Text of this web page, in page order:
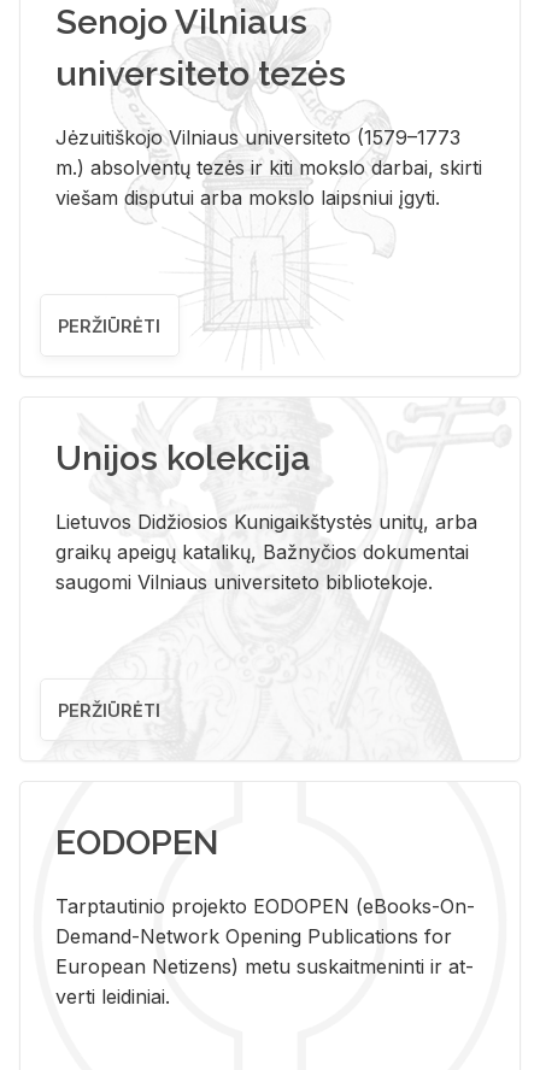
Senojo Vilniaus
universiteto tezės
Jėzuitiškojo Vilniaus universiteto (1579–1773
m.) absolventų tezės ir kiti mokslo darbai, skirti
viešam disputui arba mokslo laipsniui įgyti.
PERŽIŪRĖTI
Unijos kolekcija
Lietuvos Didžiosios Kunigaikštystės unitų, arba
graikų apeigų katalikų, Bažnyčios dokumentai
saugomi Vilniaus universiteto bibliotekoje.
PERŽIŪRĖTI
EODOPEN
Tarp­tau­ti­nio pro­jek­to EO­DO­PEN (eBo­oks-On-
De­mand-Ne­twork Ope­ning Pub­li­ca­tions for
Eu­ro­pe­an Ne­ti­zens) metu su­skait­me­nin­ti ir at­
ver­ti lei­di­niai.